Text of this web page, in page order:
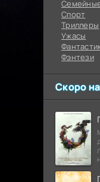
Cпорт
Триллеры
Ужасы
Фэнтези
Скоро